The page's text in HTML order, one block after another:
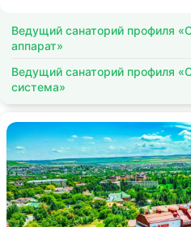
Ведущий санаторий профиля
аппарат»
Ведущий санаторий профиля
система»